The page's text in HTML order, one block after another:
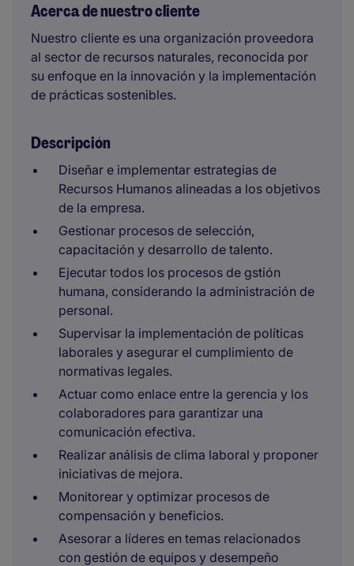
Acerca de nuestro cliente
Nuestro cliente es una organización proveedora
al sector de recursos naturales, reconocida por
su enfoque en la innovación y la implementación
de prácticas sostenibles.
Descripción
Diseñar e implementar estrategias de
Recursos Humanos alineadas a los objetivos
de la empresa.
Gestionar procesos de selección,
capacitación y desarrollo de talento.
Ejecutar todos los procesos de gstión
humana, considerando la administración de
personal.
Supervisar la implementación de políticas
laborales y asegurar el cumplimiento de
normativas legales.
Actuar como enlace entre la gerencia y los
colaboradores para garantizar una
comunicación efectiva.
Realizar análisis de clima laboral y proponer
iniciativas de mejora.
Monitorear y optimizar procesos de
compensación y beneficios.
Asesorar a líderes en temas relacionados
con gestión de equipos y desempeño